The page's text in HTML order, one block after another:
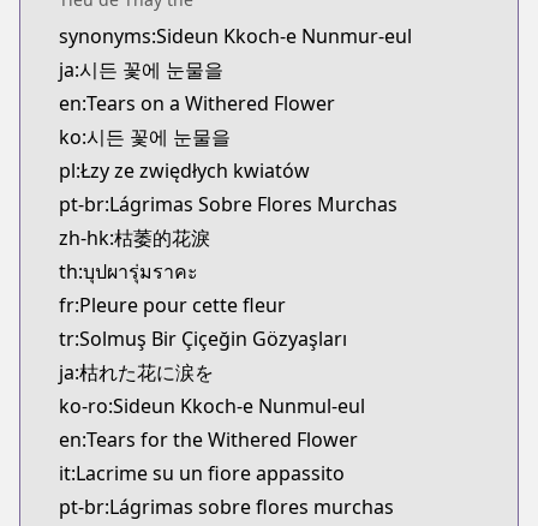
synonyms:Sideun Kkoch-e Nunmur-eul
ja:시든 꽃에 눈물을
en:Tears on a Withered Flower
ko:시든 꽃에 눈물을
pl:Łzy ze zwiędłych kwiatów
pt-br:Lágrimas Sobre Flores Murchas
zh-hk:枯萎的花淚
th:บุปผารุ่มราคะ
fr:Pleure pour cette fleur
tr:Solmuş Bir Çiçeğin Gözyaşları
ja:枯れた花に涙を
ko-ro:Sideun Kkoch-e Nunmul-eul
en:Tears for the Withered Flower
it:Lacrime su un fiore appassito
pt-br:Lágrimas sobre flores murchas